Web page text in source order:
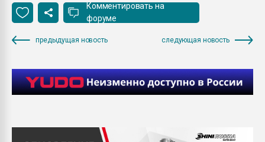
Комментировать на
форуме
предыдущая новость следующая новость